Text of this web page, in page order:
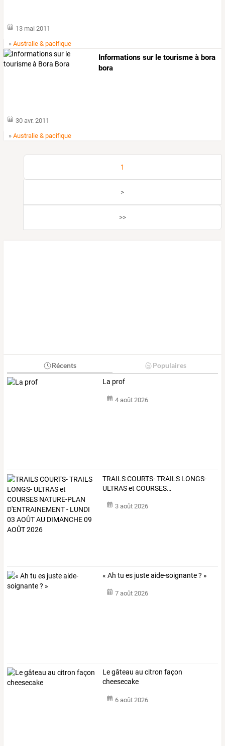
13 mai 2011
»Australie & pacifique
Informations sur le tourisme à bora
bora
30 avr. 2011
»Australie & pacifique
1
>
>>
Récents Populaires
La prof
4 août 2026
TRAILSCOURTS-TRAILS LONGS-
ULTRASet COURSES…
3 août 2026
« Ah tu es juste aide-soignante ? »
7 août 2026
Le gâteau au citron façon
cheesecake
6 août 2026